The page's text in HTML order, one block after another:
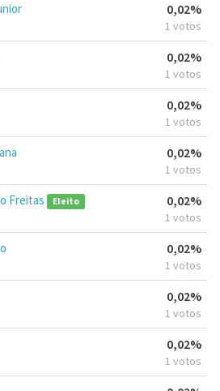
0,02%
1 votos
0,02%
1 votos
0,02%
1 votos
0,02%
1 votos
Freitas Eleito 0,02%
1 votos
0,02%
1 votos
0,02%
1 votos
0,02%
1 votos